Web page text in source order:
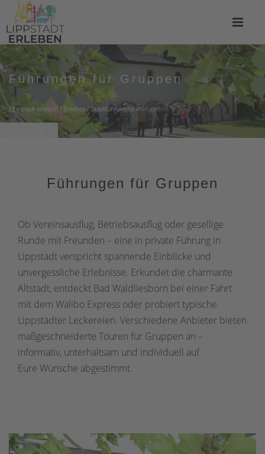
Führungen für Gruppen
Lippstadt erleben / Erleben /Stadtführungen/Gruppen
Führungen für Gruppen
Ob Vereinsausflug, Betriebsausflug oder gesellige
Runde mit Freunden – eine in private Führung in
Lippstadt verspricht spannende Einblicke und
unvergessliche Erlebnisse. Erkundet die charmante
Altstadt, entdeckt Bad Waldliesborn bei einer Fahrt
mit dem Walibo Express oder probiert typische
Lippstädter Leckereien. Verschiedene Anbieter bieten
maßgeschneiderte Touren für Gruppen an –
informativ, unterhaltsam und individuell auf
Eure Wünsche abgestimmt.